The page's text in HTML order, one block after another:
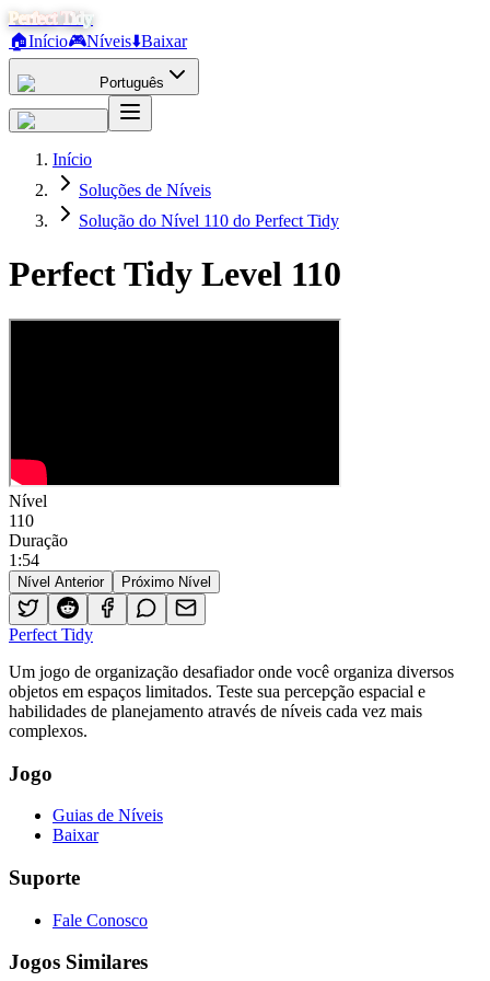
Perfect Tidy
🏠Início🎮Níveis⬇️Baixar
Português
Início
Soluções de Níveis
Solução do Nível 110 do Perfect Tidy
Perfect Tidy Level 110
Nível
110
Duração
1 :54
Nível Anterior Próximo Nível
Perfect Tidy
Um jogo de organização desafiador onde você organiza diversos
objetos em espaços limitados. Teste sua percepção espacial e
habilidades de planejamento através de níveis cada vez mais
complexos.
Jogo
Guias de Níveis
Baixar
Suporte
Fale Conosco
Jogos Similares